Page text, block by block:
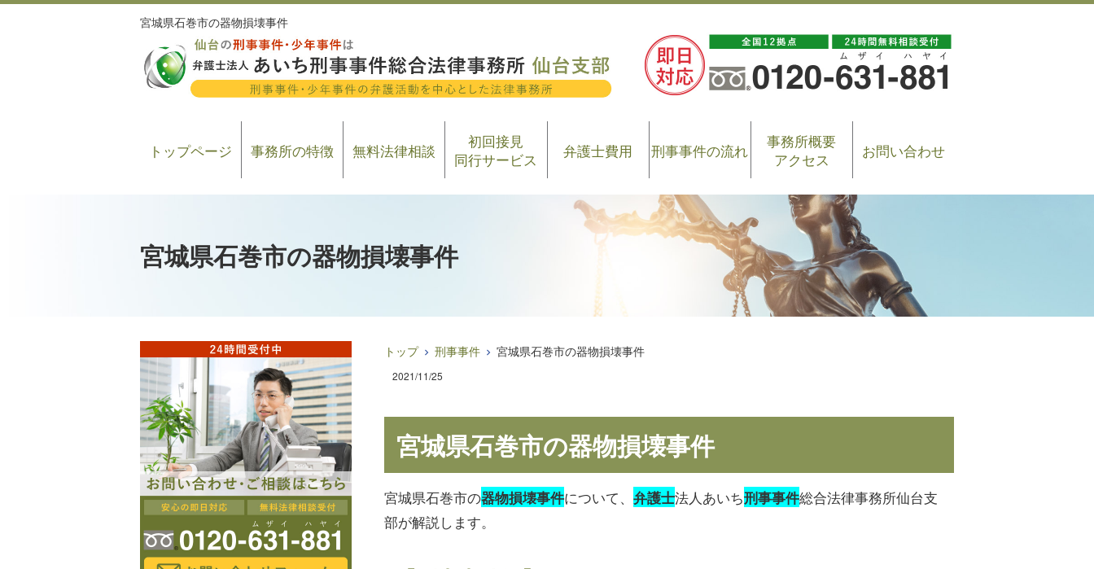
宮城県石巻市の器物損壊事件
トップページ 事務所の特徴 無料法律相談
初回接見
同行サービス
弁護士費用 刑事事件の流れ
事務所概要
アクセス
お問い合わせ
宮城県石巻市の器物損壊事件
トップ 刑事事件 宮城県石巻市の器物損壊事件
2021/11/25
宮城県石巻市の器物損壊事件
宮城県石巻市の器物損壊事件について、 弁護士法人あいち刑事事件総合法律事務所仙台支
部が解説します。